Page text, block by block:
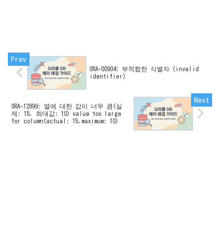
ORA-00904: 부적합한 식별자 (invalid
identifier)
ORA-12899: 열에 대한 값이 너무 큼(실
제: 15, 최대값: 10) value too large
for column(actual: 15,maximum: 10)